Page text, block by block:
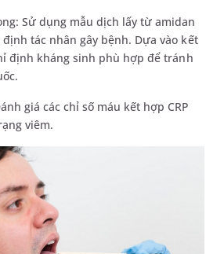
Sử dụng mẫu dịch lấy từ amidan
tác nhân gây bệnh. Dựa vào kết
định kháng sinh phù hợp để tránh
giá các chỉ số máu kết hợp CRP
viêm.